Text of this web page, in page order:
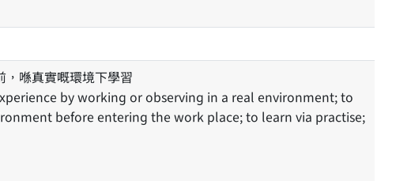
，喺真實嘅環境下學習
before entering the work place; to learn via practise;